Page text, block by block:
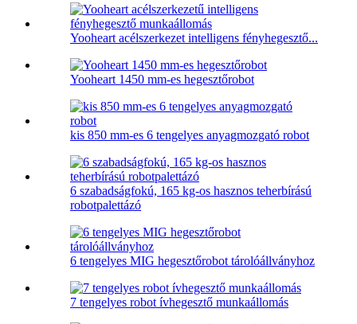
Yooheart acélszerkezet intelligens fényhegesztő...
Yooheart 1450 mm-es hegesztőrobot
kis 850 mm-es 6 tengelyes anyagmozgató robot
6 szabadságfokú, 165 kg-os hasznos teherbírású
robotpalettázó
6 tengelyes MIG hegesztőrobot tárolóállványhoz
7 tengelyes robot ívhegesztő munkaállomás